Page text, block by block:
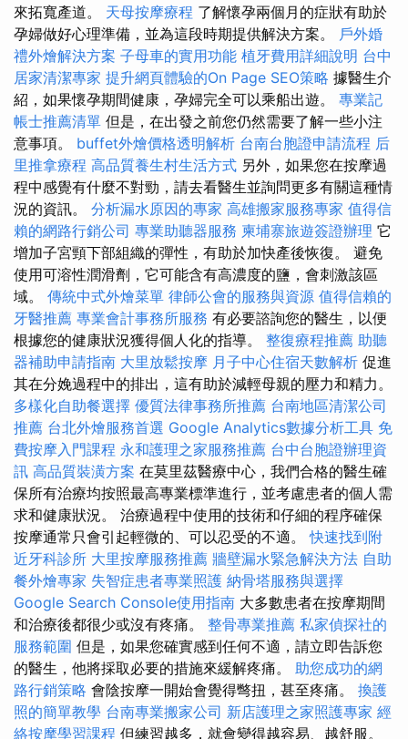
來拓寬產道。 天母按摩療程 了解懷孕兩個月的症狀有助於
孕婦做好心理準備，並為這段時期提供解決方案。 戶外婚
禮外燴解決方案 子母車的實用功能 植牙費用詳細說明 台中
居家清潔專家 提升網頁體驗的On Page SEO策略 據醫生介
紹，如果懷孕期間健康，孕婦完全可以乘船出遊。 專業記
帳士推薦清單 但是，在出發之前您仍然需要了解一些小注
意事項。 buffet外燴價格透明解析 台南台胞證申請流程 后
里推拿療程 高品質養生村生活方式 另外，如果您在按摩過
程中感覺有什麼不對勁，請去看醫生並詢問更多有關這種情
況的資訊。 分析漏水原因的專家 高雄搬家服務專家 值得信
賴的網路行銷公司 專業助聽器服務 柬埔寨旅遊簽證辦理 它
增加子宮頸下部組織的彈性，有助於加快產後恢復。 避免
使用可溶性潤滑劑，它可能含有高濃度的鹽，會刺激該區
域。 傳統中式外燴菜單 律師公會的服務與資源 值得信賴的
牙醫推薦 專業會計事務所服務 有必要諮詢您的醫生，以便
根據您的健康狀況獲得個人化的指導。 整復療程推薦 助聽
器補助申請指南 大里放鬆按摩 月子中心住宿天數解析 促進
其在分娩過程中的排出，這有助於減輕母親的壓力和精力。
多樣化自助餐選擇 優質法律事務所推薦 台南地區清潔公司
推薦 台北外燴服務首選 Google Analytics數據分析工具 免
費按摩入門課程 永和護理之家服務推薦 台中台胞證辦理資
訊 高品質裝潢方案 在莫里茲醫療中心，我們合格的醫生確
保所有治療均按照最高專業標準進行，並考慮患者的個人需
求和健康狀況。 治療過程中使用的技術和仔細的程序確保
按摩通常只會引起輕微的、可以忍受的不適。快速找到附
近牙科診所 大里按摩服務推薦 牆壁漏水緊急解決方法 自助
餐外燴專家 失智症患者專業照護 納骨塔服務與選擇
Google Search Console使用指南 大多數患者在按摩期間
和治療後都很少或沒有疼痛。 整骨專業推薦 私家偵探社的
服務範圍 但是，如果您確實感到任何不適，請立即告訴您
的醫生，他將採取必要的措施來緩解疼痛。 助您成功的網
路行銷策略 會陰按摩一開始會覺得彆扭，甚至疼痛。 換護
照的簡單教學 台南專業搬家公司 新店護理之家照護專家 經
絡按摩學習課程 但練習越多，就會變得越容易、越舒服。